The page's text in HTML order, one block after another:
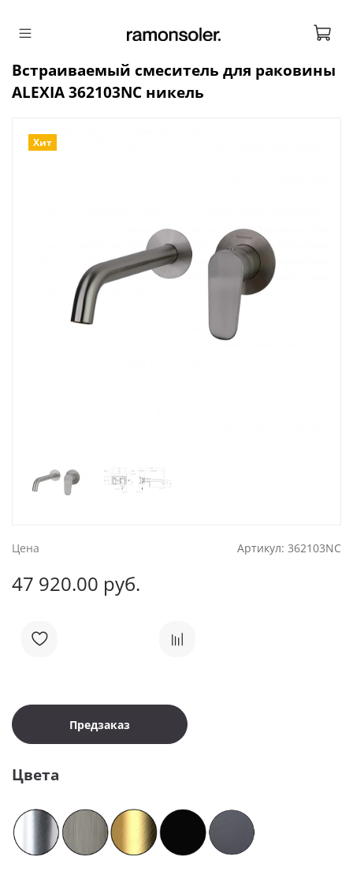
Хит
Цена Артикул: 362103NC
Встраиваемый смеситель для раковины
ALEXIA 362103NC никель
47 920.00 руб.
Предзаказ
Цвета